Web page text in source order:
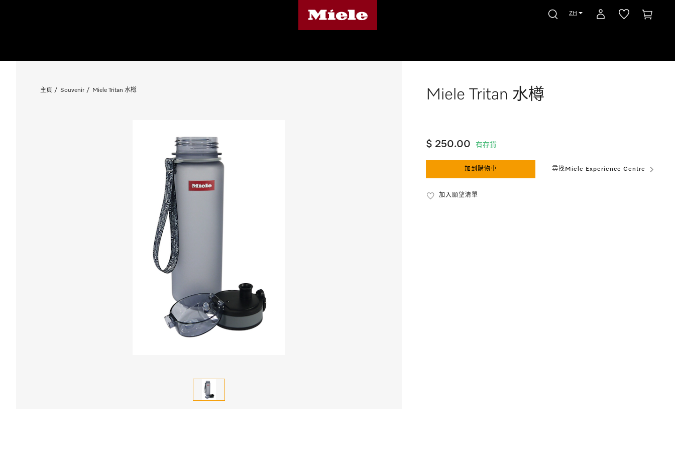
ZH
主頁 Souvenir Miele Tritan 水樽 Miele Tritan 水樽
$ 250.00 有存貨
加到購物車 尋找Miele Experience Centre
加入願望清單